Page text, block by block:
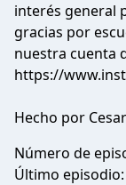
interés general
gracias por
nuestra cuenta
https://
Hecho por
Número de
Último episodio: